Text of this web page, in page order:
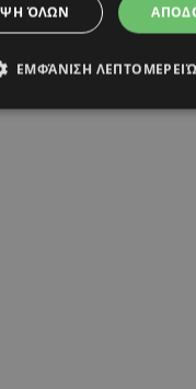
ΌΛΩΝ
ΕΜΦΆΝΙΣΗ